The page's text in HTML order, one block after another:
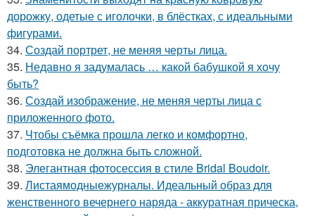
дорожку, одетые с иголочки, в блёстках, с идеальными
фигурами.
34. Создай портрет, не меняя черты лица.
35. Недавно я задумалась … какой бабушкой я хочу
быть?
36. Создай изображение, не меняя черты лица с
приложенного фото.
37. Чтобы съёмка прошла легко и комфортно,
подготовка не должна быть сложной.
38. Элегантная фотосессия в стиле Bridal Boudoir.
39. Листаямодныежурналы. Идеальный образ для
женственного вечернего наряда - аккуратная прическа,